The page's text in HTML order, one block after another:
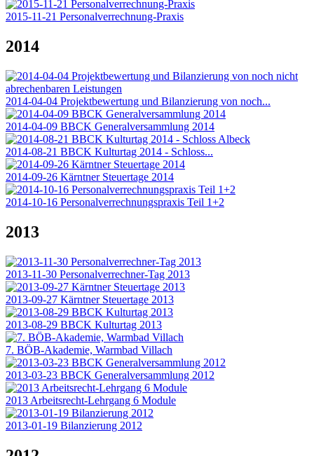
2015-11-21 Personalverrechnung-Praxis
2014
2014-04-04 Projektbewertung und Bilanzierung von noch...
2014-04-09 BBCK Generalversammlung 2014
2014-08-21 BBCK Kulturtag 2014 - Schloss...
2014-09-26 Kärntner Steuertage 2014
2014-10-16 Personalverrechnungspraxis Teil 1+2
2013
2013-11-30 Personalverrechner-Tag 2013
2013-09-27 Kärntner Steuertage 2013
2013-08-29 BBCK Kulturtag 2013
7. BÖB-Akademie, Warmbad Villach
2013-03-23 BBCK Generalversammlung 2012
2013 Arbeitsrecht-Lehrgang 6 Module
2013-01-19 Bilanzierung 2012